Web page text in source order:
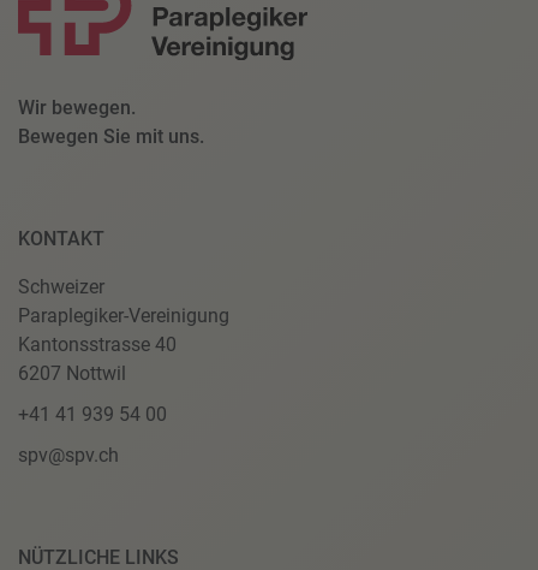
Wir bewegen.
Bewegen Sie mit uns.
KONTAKT
Schweizer
Paraplegiker-Vereinigung
Kantonsstrasse 40
6207 Nottwil
+41 41 939 54 00
spv@spv.ch
NÜTZLICHE LINKS